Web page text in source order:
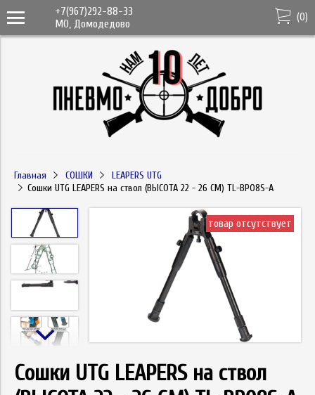
+7(967)292-88-33
МО, Домодедово
(0)
Главная СОШКИ
LEAPERS UTG
Сошки UTG LEAPERS на ствол (ВЫСОТА 22 - 26 СМ) TL-BP08S-A
товар отсутствует
Сошки UTG LEAPERS на ствол